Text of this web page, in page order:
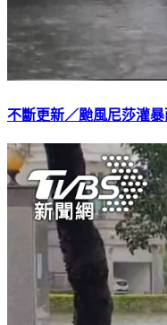
不斷更新／颱風尼莎灌